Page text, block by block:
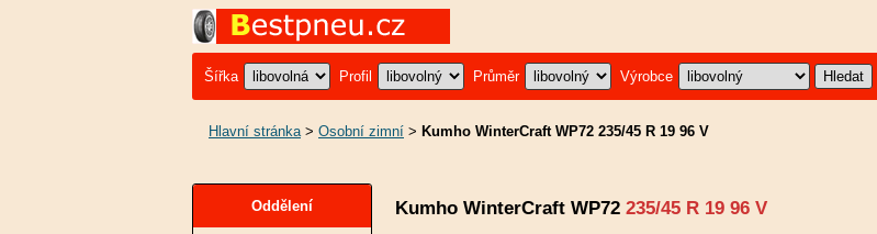
Šířka Profil Průměr Výrobce
Hlavní stránka> Osobní zimní > Kumho WinterCraft WP72 235/45 R 19 96 V
Oddělení Kumho WinterCraft WP72 235/45 R 19 96 V